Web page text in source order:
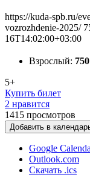
https://kuda-spb.ru/
vozrozhdenie-2025/
16T14:02:00+03:00
Взрослый: 750
5+
Купить билет
2 нравится
1415 просмотров
Добавить в
Google
Outlook.com
Скачать .ics